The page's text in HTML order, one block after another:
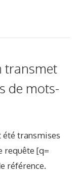
transmet
de mots-
été transmises
requête [q=
référence.